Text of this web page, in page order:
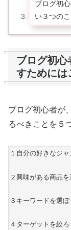
ブログ初
い３つの
ブログ初心
すためには
ブログ初心者が
るべきことを５
１自分の好きなジ
２興味がある商品を
３キーワードを選ぼ
４ターゲットを絞ろ